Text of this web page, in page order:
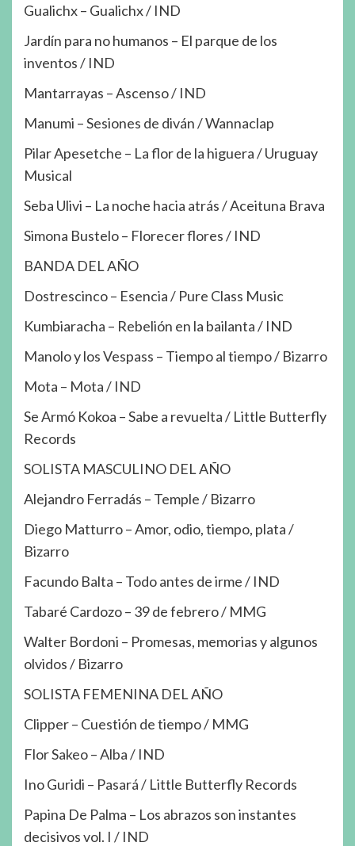
Gualichx – Gualichx / IND
Jardín para no humanos – El parque de los
inventos / IND
Mantarrayas – Ascenso / IND
Manumi – Sesiones de diván / Wannaclap
Pilar Apesetche – La flor de la higuera / Uruguay
Musical
Seba Ulivi – La noche hacia atrás / Aceituna Brava
Simona Bustelo – Florecer flores / IND
BANDA DEL AÑO
Dostrescinco – Esencia / Pure Class Music
Kumbiaracha – Rebelión en la bailanta / IND
Manolo y los Vespass – Tiempo al tiempo / Bizarro
Mota – Mota / IND
Se Armó Kokoa – Sabe a revuelta / Little Butterfly
Records
SOLISTA MASCULINO DEL AÑO
Alejandro Ferradás – Temple / Bizarro
Diego Matturro – Amor, odio, tiempo, plata /
Bizarro
Facundo Balta – Todo antes de irme / IND
Tabaré Cardozo – 39 de febrero / MMG
Walter Bordoni – Promesas, memorias y algunos
olvidos / Bizarro
SOLISTA FEMENINA DEL AÑO
Clipper – Cuestión de tiempo / MMG
Flor Sakeo – Alba / IND
Ino Guridi – Pasará / Little Butterfly Records
Papina De Palma – Los abrazos son instantes
decisivos vol. I / IND